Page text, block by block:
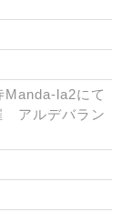
la2にて
アルデバラン